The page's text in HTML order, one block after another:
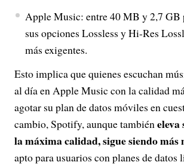
Apple Music: entre 40 MB y 2,7 GB
sus opciones Lossless y Hi-Res
más exigentes.
Esto implica que quienes escuchan
al día en Apple Music con la calidad
agotar su plan de datos móviles en
cambio, Spotify, aunque tambiéneleva
la máxima calidad, sigue siendo más
apto para usuarios con planes de datos